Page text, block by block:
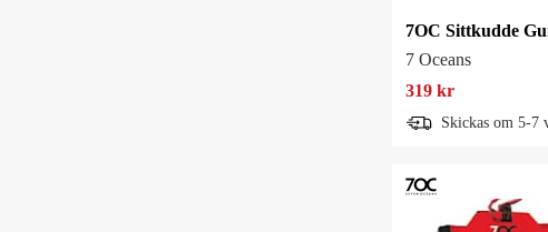
7 Oceans
319 kr
Skickas om 5-7